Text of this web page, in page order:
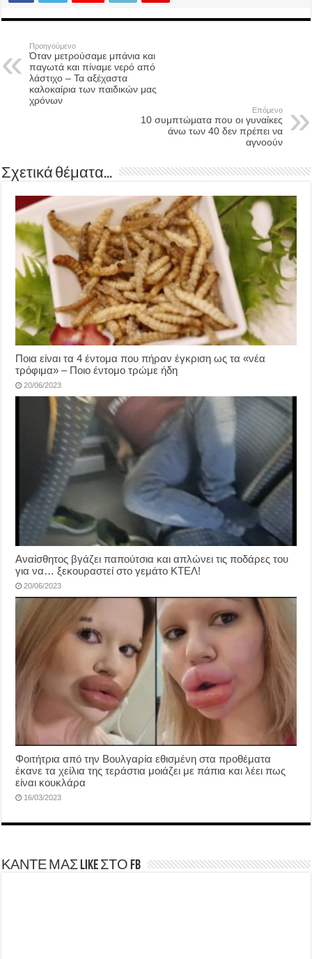
Προηγούμενο
Όταν μετρούσαμε μπάνια και
παγωτά και πίναμε νερό από
λάστιχο – Τα αξέχαστα
καλοκαίρια των παιδικών μας
χρόνων
Επόμενο
10 συμπτώματα που οι γυναίκες
άνω των 40 δεν πρέπει να
αγνοούν
Σχετικά θέματα...
Ποια είναι τα 4 έντομα που πήραν έγκριση ως τα «νέα
τρόφιμα» – Ποιο έντομο τρώμε ήδη
20/06/2023
Αναίσθητος βγάζει παπούτσια και απλώνει τις ποδάρες του
για να… ξεκουραστεί στο γεμάτο ΚΤΕΛ!
20/06/2023
Φοιτήτρια από την Βουλγαρία εθισμένη στα προθέματα
έκανε τα χείλια της τεράστια μοιάζει με πάπια και λέει πως
είναι κουκλάρα
16/03/2023
ΚΑΝΤΕ ΜΑΣ LIKE ΣΤΟ FB